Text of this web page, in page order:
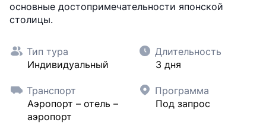
основные достопримечательности японской
столицы.
Тип тура
Индивидуальный
Длительность
3 дня
Транспорт
Аэропорт – отель –
аэропорт
Программа
Под запрос